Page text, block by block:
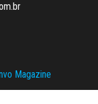
Magazine